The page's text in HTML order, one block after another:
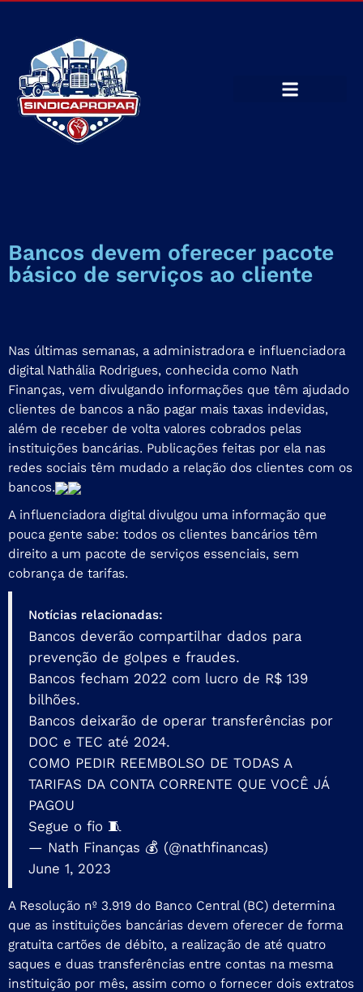
Bancos devem oferecer pacote
básico de serviços ao cliente
Nas últimas semanas, a administradora e influenciadora
digital Nathália Rodrigues, conhecida como Nath
Finanças, vem divulgando informações que têm ajudado
clientes de bancos a não pagar mais taxas indevidas,
além de receber de volta valores cobrados pelas
instituições bancárias. Publicações feitas por ela nas
redes sociais têm mudado a relação dos clientes com os
bancos.
A influenciadora digital divulgou uma informação que
pouca gente sabe: todos os clientes bancários têm
direito a um pacote de serviços essenciais, sem
cobrança de tarifas.
Notícias relacionadas:
Bancos deverão compartilhar dados para
prevenção de golpes e fraudes.
Bancos fecham 2022 com lucro de R$ 139
bilhões.
Bancos deixarão de operar transferências por
DOC e TEC até 2024.
COMO PEDIR REEMBOLSO DE TODAS A
TARIFAS DA CONTA CORRENTE QUE VOCÊ JÁ
PAGOU
Segue o fio 🧵
— Nath Finanças 💰 (@nathfinancas)
June 1, 2023
A Resolução nº 3.919 do Banco Central (BC) determina
que as instituições bancárias devem oferecer de forma
gratuita cartões de débito, a realização de até quatro
saques e duas transferências entre contas na mesma
instituição por mês, assim como o fornecer dois extratos